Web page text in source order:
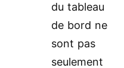
du tableau
de bord ne
sont pas
seulement